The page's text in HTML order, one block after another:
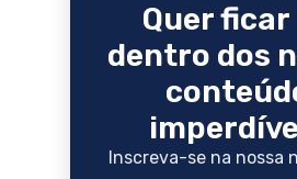
Quer
dentro dos
Inscreva-se na nossa